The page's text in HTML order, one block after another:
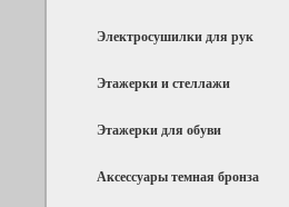
Электросушилки для рук
Этажерки и стеллажи
Этажерки для обуви
Аксессуары темная бронза